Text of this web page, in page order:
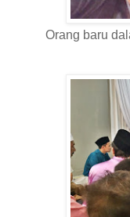
Orang baru